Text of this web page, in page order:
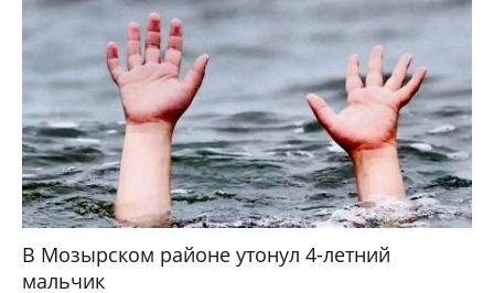
В Мозырском районе утонул 4-летний
мальчик